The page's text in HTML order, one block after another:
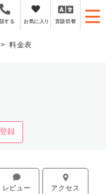
宿免許プ
する お気に入り 言語切替
料金表
録
レビュー アクセス